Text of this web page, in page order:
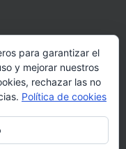
para garantizar el
y mejorar nuestros
rechazar las no
Política de cookies